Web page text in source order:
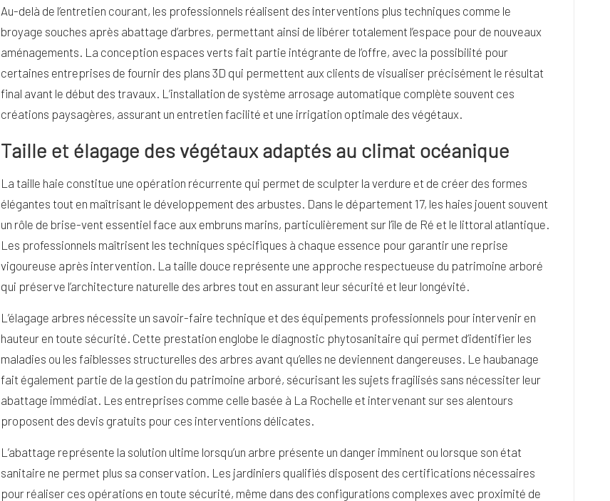
Au-delà de l’entretien courant, les professionnels réalisent des interventions plus techniques comme le
broyage souches après abattage d’arbres, permettant ainsi de libérer totalement l’espace pour de nouveaux
aménagements. La conception espaces verts fait partie intégrante de l’offre, avec la possibilité pour
certaines entreprises de fournir des plans 3D qui permettent aux clients de visualiser précisément le résultat
final avant le début des travaux. L’installation de système arrosage automatique complète souvent ces
créations paysagères, assurant un entretien facilité et une irrigation optimale des végétaux.
Taille et élagage des végétaux adaptés au climat océanique
La taille haie constitue une opération récurrente qui permet de sculpter la verdure et de créer des formes
élégantes tout en maîtrisant le développement des arbustes. Dans le département 17, les haies jouent souvent
un rôle de brise-vent essentiel face aux embruns marins, particulièrement sur l’île de Ré et le littoral atlantique.
Les professionnels maîtrisent les techniques spécifiques à chaque essence pour garantir une reprise
vigoureuse après intervention. La taille douce représente une approche respectueuse du patrimoine arboré
qui préserve l’architecture naturelle des arbres tout en assurant leur sécurité et leur longévité.
L’élagage arbres nécessite un savoir-faire technique et des équipements professionnels pour intervenir en
hauteur en toute sécurité. Cette prestation englobe le diagnostic phytosanitaire qui permet d’identifier les
maladies ou les faiblesses structurelles des arbres avant qu’elles ne deviennent dangereuses. Le haubanage
fait également partie de la gestion du patrimoine arboré, sécurisant les sujets fragilisés sans nécessiter leur
abattage immédiat. Les entreprises comme celle basée à La Rochelle et intervenant sur ses alentours
proposent des devis gratuits pour ces interventions délicates.
L’abattage représente la solution ultime lorsqu’un arbre présente un danger imminent ou lorsque son état
sanitaire ne permet plus sa conservation. Les jardiniers qualifiés disposent des certifications nécessaires
pour réaliser ces opérations en toute sécurité, même dans des configurations complexes avec proximité de